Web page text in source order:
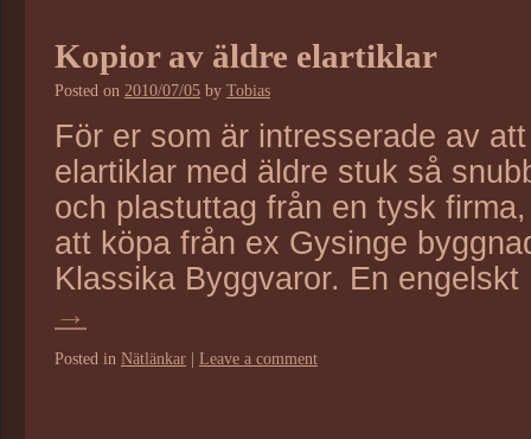
Kopior av äldre elartiklar
Posted on 2010/07/05 by Tobias
För er som är intresserade av
elartiklar med äldre stuk så
och plastuttag från en tysk
att köpa från ex Gysinge
Klassika Byggvaror. En
→
Posted in Nätlänkar | Leave a comment